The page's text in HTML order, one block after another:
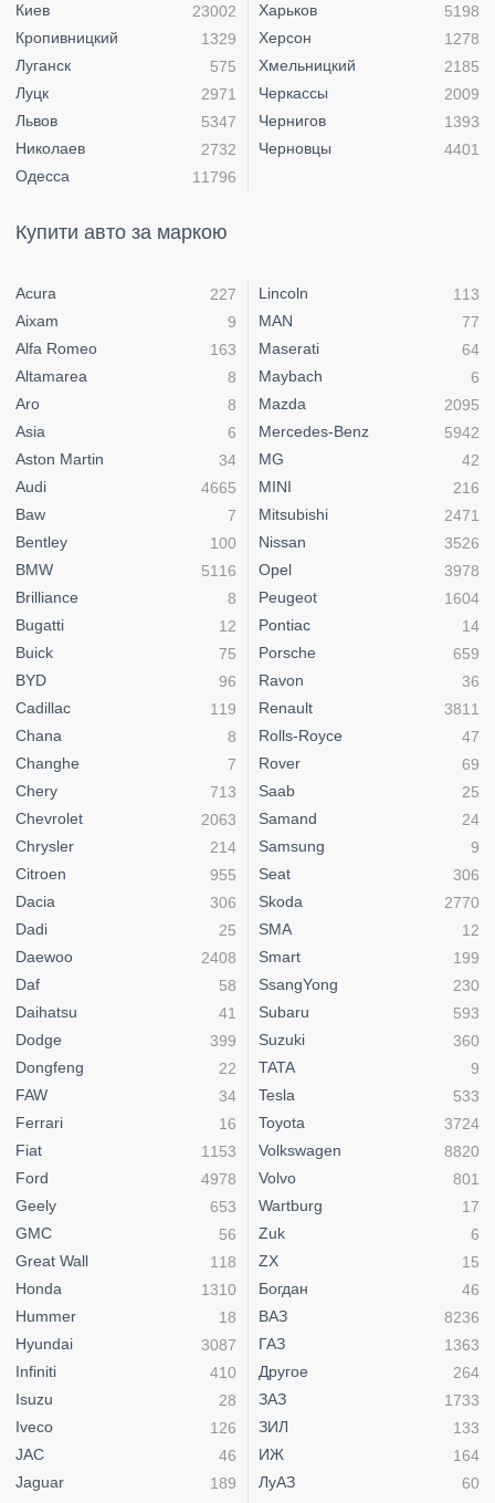
Киев
23002
Кропивницкий
1329
Луганск
575
Луцк
2971
Львов
5347
Николаев
2732
Одесса
11796
Харьков
5198
Херсон
1278
Хмельницкий
2185
Черкассы
2009
Чернигов
1393
Черновцы
4401
Купити авто за маркою
Acura
227
Aixam
9
Alfa Romeo
163
Altamarea
8
Aro
8
Asia
6
Aston Martin
34
Audi
4665
Baw
7
Bentley
100
BMW
5116
Brilliance
8
Bugatti
12
Buick
75
BYD
96
Cadillac
119
Chana
8
Changhe
7
Chery
713
Chevrolet
2063
Chrysler
214
Citroen
955
Dacia
306
Dadi
25
Daewoo
2408
Daf
58
Daihatsu
41
Dodge
399
Dongfeng
22
FAW
34
Ferrari
16
Fiat
1153
Ford
4978
Geely
653
GMC
56
Great Wall
118
Honda
1310
Hummer
18
Hyundai
3087
Infiniti
410
Isuzu
28
Iveco
126
JAC
46
Jaguar
189
Lincoln
113
MAN
77
Maserati
64
Maybach
6
Mazda
2095
Mercedes-Benz
5942
MG
42
MINI
216
Mitsubishi
2471
Nissan
3526
Opel
3978
Peugeot
1604
Pontiac
14
Porsche
659
Ravon
36
Renault
3811
Rolls-Royce
47
Rover
69
Saab
25
Samand
24
Samsung
9
Seat
306
Skoda
2770
SMA
12
Smart
199
SsangYong
230
Subaru
593
Suzuki
360
TATA
9
Tesla
533
Toyota
3724
Volkswagen
8820
Volvo
801
Wartburg
17
Zuk
6
ZX
15
Богдан
46
ВАЗ
8236
ГАЗ
1363
Другое
264
ЗАЗ
1733
ЗИЛ
133
ИЖ
164
ЛуАЗ
60